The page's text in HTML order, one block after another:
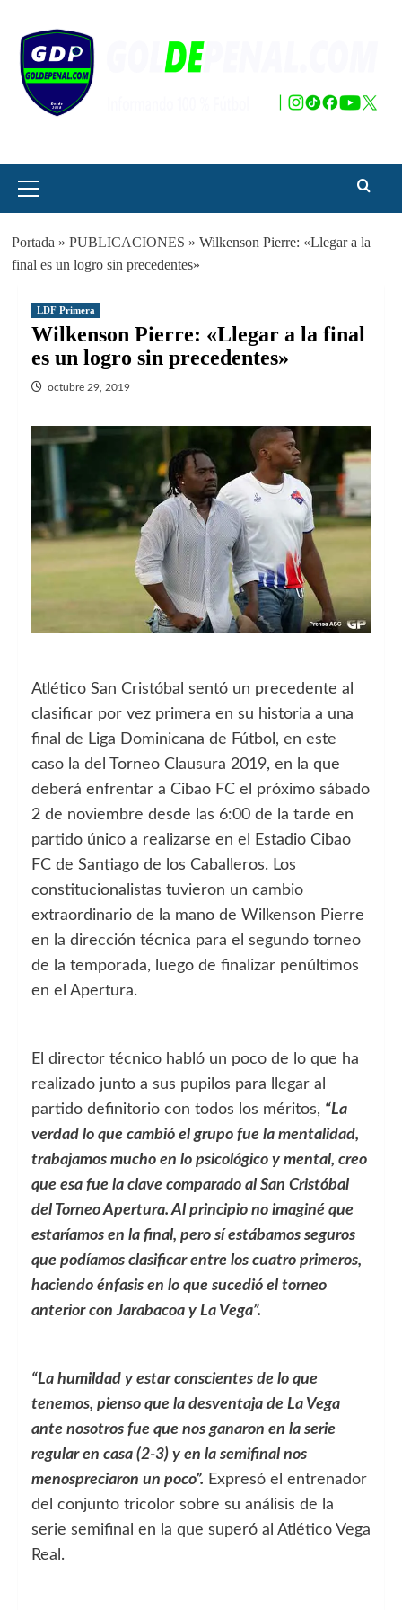
contenido
principal
Portada » PUBLICACIONES » Wilkenson Pierre: «Llegar a la
final es un logro sin precedentes»
LDF Primera
Wilkenson Pierre: «Llegar a la final
es un logro sin precedentes»
octubre 29, 2019
Atlético San Cristóbal sentó un precedente al
clasificar por vez primera en su historia a una
final de Liga Dominicana de Fútbol, en este
caso la del Torneo Clausura 2019, en la que
deberá enfrentar a Cibao FC el próximo sábado
2 de noviembre desde las 6:00 de la tarde en
partido único a realizarse en el Estadio Cibao
FC de Santiago de los Caballeros. Los
constitucionalistas tuvieron un cambio
extraordinario de la mano de Wilkenson Pierre
en la dirección técnica para el segundo torneo
de la temporada, luego de finalizar penúltimos
en el Apertura.
El director técnico habló un poco de lo que ha
realizado junto a sus pupilos para llegar al
partido definitorio con todos los méritos, “La
verdad lo que cambió el grupo fue la mentalidad,
trabajamos mucho en lo psicológico y mental, creo
que esa fue la clave comparado al San Cristóbal
del Torneo Apertura. Al principio no imaginé que
estaríamos en la final, pero sí estábamos seguros
que podíamos clasificar entre los cuatro primeros,
haciendo énfasis en lo que sucedió el torneo
anterior con Jarabacoa y La Vega”.
“La humildad y estar conscientes de lo que
tenemos, pienso que la desventaja de La Vega
ante nosotros fue que nos ganaron en la serie
regular en casa (2-3) y en la semifinal nos
menospreciaron un poco”. Expresó el entrenador
del conjunto tricolor sobre su análisis de la
serie semifinal en la que superó al Atlético Vega
Real.